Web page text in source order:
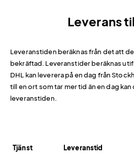
Leverans
Leveranstiden beräknas från det att
bekräftad. Leveranstider beräknas
DHL kan leverera på en dag från
till en ort som tar mer tid än en dag
leveranstiden.
Tjänst Leveranstid